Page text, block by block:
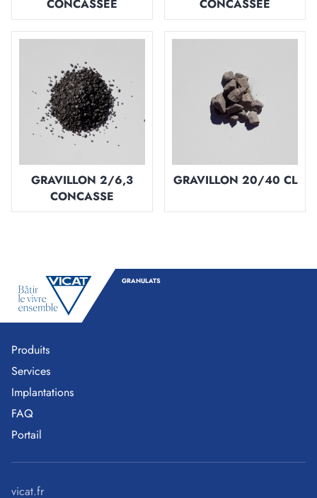
CONCASSEE
CONCASSEE
GRAVILLON 2/6,3
CONCASSE
GRAVILLON 20/40 CL
GRANULATS
Produits
Services
Implantations
FAQ
Portail
vicat.fr